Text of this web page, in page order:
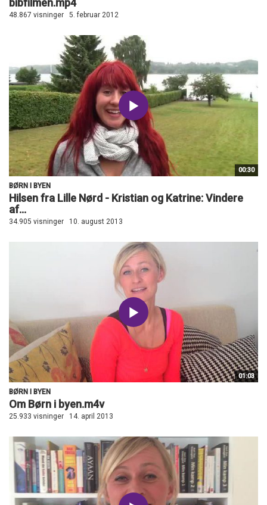
bibfilmen.mp4
48.867 visninger 5. februar 2012
00:30
BØRN I BYEN
Hilsen fra Lille Nørd - Kristian og Katrine: Vindere
af...
34.905 visninger 10. august 2013
01:03
BØRN I BYEN
Om Børn i byen.m4v
25.933 visninger 14. april 2013